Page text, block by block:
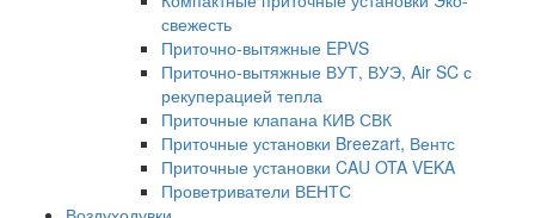
свежесть
Приточно-вытяжные EPVS
Приточно-вытяжные ВУТ, ВУЭ, Air SC с
рекуперацией тепла
Приточные клапана КИВ СВК
Приточные установки Breezart, Вентс
Приточные установки CAU OTA VEKA
Проветриватели ВЕНТС